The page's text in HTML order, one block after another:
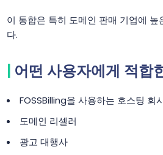
이 통합은 특히 도메인 판매 기업에 높
다.
어떤 사용자에게 적합
FOSSBilling을 사용하는 호스팅 회
도메인 리셀러
광고 대행사